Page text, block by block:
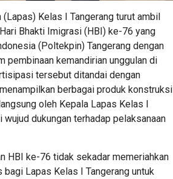
Kelas I Tangerang turut ambil
Bhakti Imigrasi (HBI) ke-76 yang
(Poltekpin) Tangerang dengan
pembinaan kemandirian unggulan di
tersebut ditandai dengan
berbagai produk konstruksi
oleh Kepala Lapas Kelas I
dukungan terhadap pelaksanaan
HBI ke-76 tidak sekadar memeriahkan
Lapas Kelas I Tangerang untuk